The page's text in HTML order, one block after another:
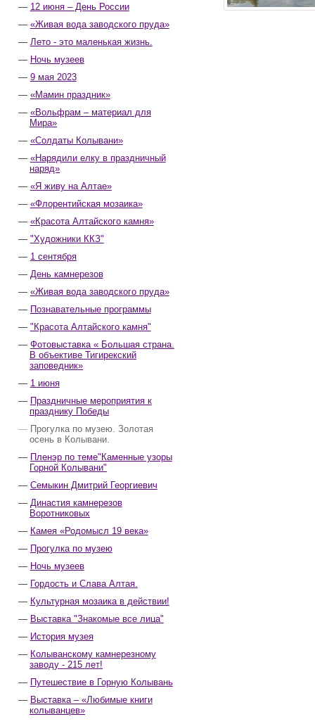
12 июня – День России
«Живая вода заводского пруда»
Лето - это маленькая жизнь.
Ночь музеев
9 мая 2023
«Мамин праздник»
«Вольфрам – материал для
Мира»
«Солдаты Колывани»
«Нарядили елку в праздничный
наряд»
«Я живу на Алтае»
«Флорентийская мозаика»
«Красота Алтайского камня»
"Художники ККЗ"
1 сентября
День камнерезов
«Живая вода заводского пруда»
Познавательные программы
"Красота Алтайского камня"
Фотовыставка « Большая страна.
В объективе Тигирекский
заповедник»
1 июня
Праздничные мероприятия к
празднику Победы
Прогулка по музею. Золотая
осень в Колывани.
Пленэр по теме"Каменные узоры
Горной Колывани"
Семыкин Дмитрий Георгиевич
Династия камнерезов
Воротниковых
Камея «Родомысл 19 века»
Прогулка по музею
Ночь музеев
Гордость и Слава Алтая.
Культурная мозаика в действии!
Выставка "Знакомые все лица"
История музея
Колыванскому камнерезному
заводу - 215 лет!
Путешествие в Горную Колывань
Выставка – «Любимые книги
колыванцев»